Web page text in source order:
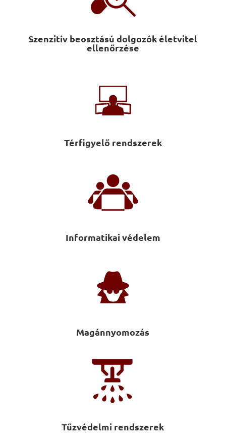
Szenzitív beosztású dolgozók életvitel
ellenőrzése
Térfigyelő rendszerek
Informatikai védelem
Magánnyomozás
Tűzvédelmi rendszerek